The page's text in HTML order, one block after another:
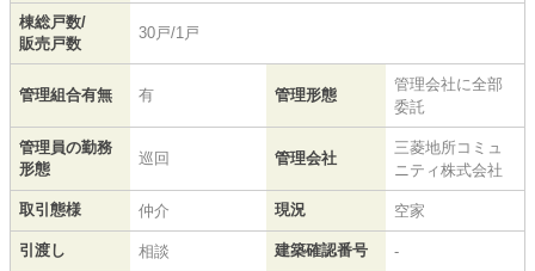
棟総戸数/
販売戸数
30戸/1戸
管理組合有無 有 管理形態
管理会社に全部
委託
管理員の勤務
形態
巡回 管理会社
三菱地所コミュ
ニティ株式会社
取引態様 仲介 現況 空家
引渡し 相談 建築確認番号 -